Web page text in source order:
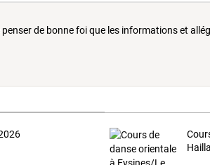
de bonne foi que les informations et